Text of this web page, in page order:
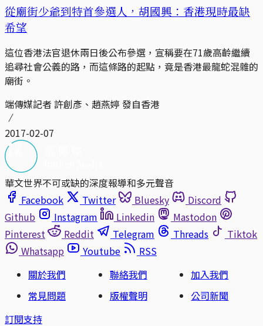
從廟街少爺到特首參選人，胡國興：香港現時最缺
希望
這位香港法官退休兩日後公布參選，宣稱要在71歲高齡繼續
追尋社會公義的路，而這條路的起點，竟是香港最龍蛇混雜的
廟街。
端傳媒記者 許創彥、趙燕婷 發自香港
2017-02-07
華文世界不可或缺的深度報導和多元聲音
Facebook
Twitter Bluesky
Discord
Github
Instagram Linkedin
Mastodon
Pinterest
Reddit Telegram Threads
Tiktok
Whatsapp
Youtube
RSS
關於我們
聯絡我們
加入我們
常見問題
版權聲明
公司新聞
訂閱支持